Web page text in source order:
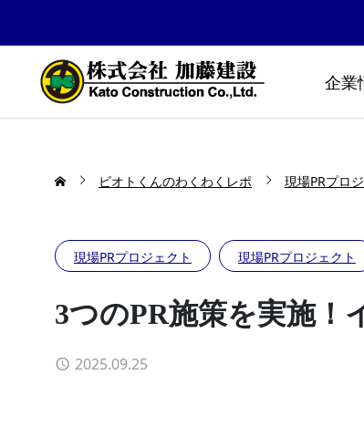
企業
防災公園はどうやってできる
ビオトくんのわくわくレポ 現場PRプロ
現場PRプロジェクト 現場PRプロジェクト
3つのPR施策を実施！
2025.09.25